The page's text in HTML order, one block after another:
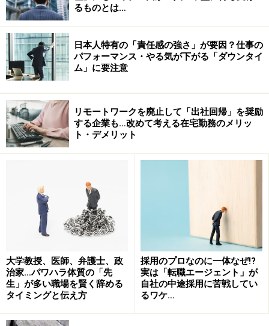
かつてのリクルート社は、とりわけ人材輩出企業といわ
れてきましたが、だからといってネガティブな反応が世
間に少ないのは、良い転職ができている、または独立が
できているといった印象が強いからなのかもしれませ
最後にまとめると、離職率について考えるときは、
■業界の平均と比べてどうか？
以上の2点を念頭に置き、面接や説明会といった機会に
企業側に確認していくのもよいでしょう。
【関連記事】
「辞意に対する上司の引止め、どうかわす？」
※記事内容は執筆時点のものです。最新の内容をご確認くださ
い。
るものとは…
日本人特有の「責任感の強さ」が要因？仕事の
パフォーマンス・やる気が下がる「ダウンタイ
ム」に要注意
リモートワークを廃止して「出社回帰」を奨励
する企業も…改めて考える在宅勤務のメリッ
ト・デメリット
大学教授、医師、弁護士、政
治家…パワハラ体質の「先
生」が多い職場を賢く辞める
タイミングと伝え方
採用のプロなのに一体なぜ!?
実は「転職エージェント」が
自社の中途採用に苦戦してい
るワケ…